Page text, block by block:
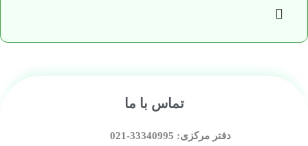
تماس با ما
دفتر مرکزی: 33340995-021